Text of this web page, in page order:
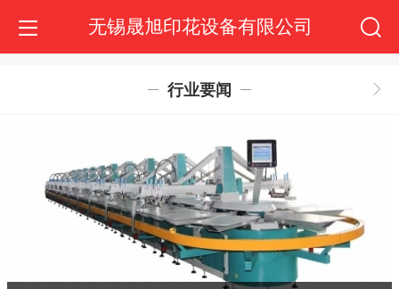
无锡晟旭印花设备有限公司
行业要闻